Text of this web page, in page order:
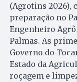
(Agrotins 2026),
preparação no
Engenheiro
Palmas. As
Governo do
Estado da
roçagem e